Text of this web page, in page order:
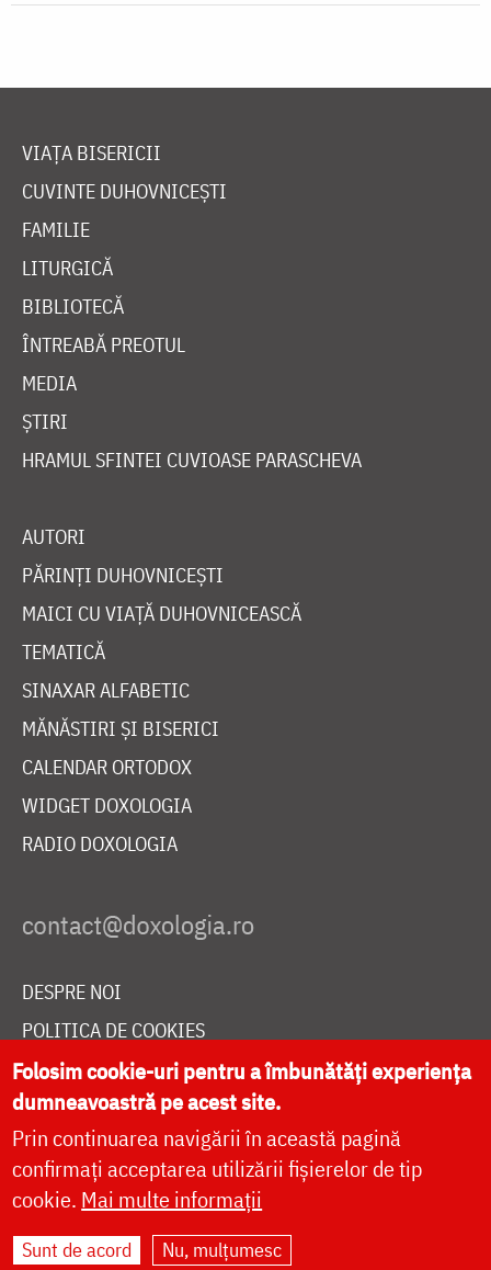
VIAȚA BISERICII
CUVINTE DUHOVNICEȘTI
FAMILIE
LITURGICĂ
BIBLIOTECĂ
ÎNTREABĂ PREOTUL
MEDIA
ȘTIRI
HRAMUL SFINTEI CUVIOASE PARASCHEVA
AUTORI
PĂRINȚI DUHOVNICEȘTI
MAICI CU VIAȚĂ DUHOVNICEASCĂ
TEMATICĂ
SINAXAR ALFABETIC
MĂNĂSTIRI ȘI BISERICI
CALENDAR ORTODOX
WIDGET DOXOLOGIA
RADIO DOXOLOGIA
DESPRE NOI
POLITICA DE COOKIES
DONEAZĂ ONLINE PENTRU CATEDRALA NAȚIONALĂ
LIVE
Site dezvoltat deDOXOLOGIA MEDIA
Folosim cookie-uri pentru a îmbunătăți experiența
dumneavoastră pe acest site.
Prin continuarea navigării în această pagină
confirmați acceptarea utilizării fișierelor de tip
cookie. Mai multe informații
Sunt de acord Nu, mulțumesc